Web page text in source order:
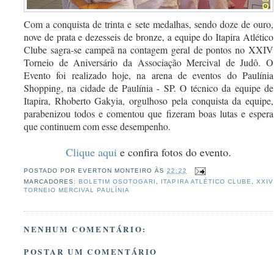
Com a conquista de trinta e sete medalhas, sendo doze de ouro,
nove de prata e dezesseis de bronze, a equipe do Itapira Atlético
Clube sagra-se campeã na contagem geral de pontos no XXIV
Torneio de Aniversário da Associação Mercival de Judô. O
Evento foi realizado hoje, na arena de eventos do Paulínia
Shopping, na cidade de Paulínia - SP. O técnico da equipe de
Itapira, Rhoberto Gakyia, orgulhoso pela conquista da equipe,
parabenizou todos e comentou que fizeram boas lutas e espera
que continuem com esse desempenho.
Clique aqui e confira fotos do evento.
POSTADO POR EVERTON MONTEIRO ÀS22:22
MARCADORES:BOLETIM OSOTOGARI , ITAPIRA ATLÉTICO CLUBE, XXIV
TORNEIO MERCIVAL PAULÍNIA
NENHUM COMENTÁRIO:
POSTAR UM COMENTÁRIO